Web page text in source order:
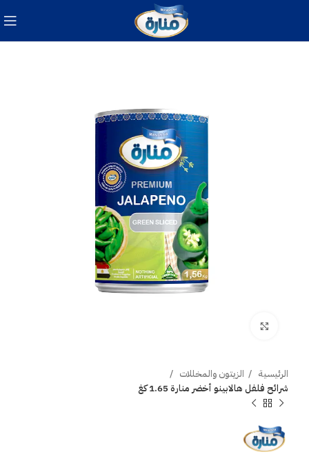
الرئيسية
الزيتون والمخللات
شرائح فلفل هالابينو أخضر منارة 1.65 كغ